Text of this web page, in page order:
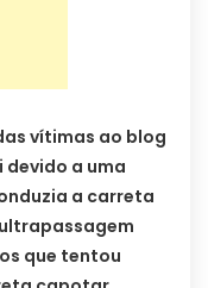
vítimas ao blog
a uma
a carreta
que tentou